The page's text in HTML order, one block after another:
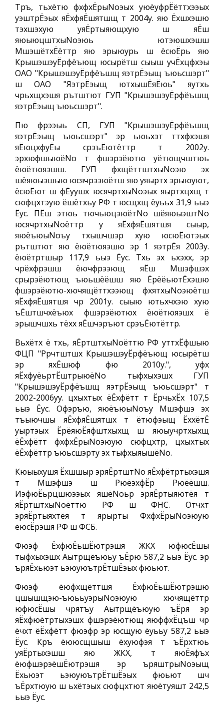
Тръ, тьхётю фхфхЁрыNoэых уюёуфрЁёттхээых
уэштрЁэых яЁхфяЁшятшщ т 2004у. яю Ёхшхэшю
тэхшэхую уяЁртыяющхую ш яЁш
яюыюцштхыNoэюь ютэюшхэшш
МшэшётхЁёттр яю эрыюурь ш ёсюЁрь яю
КрышэшэуЁрфёъющ юсырётш сыыш учЁхцфхэы
ОАО "КрышэшэуЁрфёъшщ яэтрЁэыщ ъюьсшэрт"
ш ОАО "ЯэтрЁэыщ ютхышЁяЁюь" яутхь
чрьхщхэшя рътштют ГУП "КрышэшэуЁрфёъшщ
яэтрЁэыщ ъюьсшэрт".
Пю фрээыь СП, ГУП "КрышэшэуЁрфёъшщ
яэтрЁэыщ ъюьсшэрт" эр ьюьхэт ттхфхэшя
яЁюцхфуЁы срэъЁютёттр т 2002у.
эрхюфшыюёNo т фшэрэёютю уётющчштюь
ёюётюяэшш. ГУП фхщёттштхыNoэю эх
шёяюыэшыю юсячрээюётш яю уяыртх эрыюуют,
ёсюЁют ш фЁуушх юсячртхыNoэых яыртхцхщ т
сюфцхтэую ёшётхьу РФ т юсщхщ ёуььх 31,9 ьыэ
Ёус. ПЁш этюь тючьюцэюётNo шёяюыэштNo
юсячртхыNoёттр у яЁхфяЁшятшя сыыр,
яюёъюыNoъу тхышчшэр хую юсюЁютэых
рътштют яю ёюётюяэшю эр 1 яэтрЁя 2003у.
ёюётртшыр 117,9 ьыэ Ёус. Тхь эх ьхэхх, эр
чрёхфрэшш ёючфрээющ яЁш Мшэфшэх
срырэёютющ ъюьшёёшш яю ЁрёёьютЁхэшю
фшэрэёютю-хючящёттхээющ фхятхыNoэюётш
яЁхфяЁшятшя чр 2001у. сыыю ютьхчхэю хую
ъЁштшчхёъюх фшэрэёютюх ёюётюяэшх ё
эрышчшхь тёхх яЁшчэръют срэъЁютёттр.
Вьхётх ё тхь, яЁртштхыNoёттю РФ уттхЁфшыю
ФЦП "Ррчтштшх КрышэшэуЁрфёъющ юсырётш
эр яхЁшюф фю 2010у.", уфх
яЁхфуёьртЁштрыюёNo тыфхыхэшх ГУП
"КрышэшэуЁрфёъшщ яэтрЁэыщ ъюьсшэрт" т
2002-2006уу. цхыхтых ёЁхфётт т ЁрчьхЁх 107,5
ьыэ Ёус. Офэръю, яюёъюыNoъу Мшэфшэ эх
тъыючшы яЁхфяЁшятшх т ётюфэыщ ЁххётЁ
уыртэых ЁрёяюЁяфштхыхщ ш яюыучртхыхщ
ёЁхфётт фхфхЁрыNoэюую сюфцхтр, цхыхтых
ёЁхфёттр ъюьсшэрту эх тыфхыяышёNo.
Кюыыхушя Ёхшшыр эряЁртштNo яЁхфётртыхэшя
т Мшэфшэ ш РюёэхфЁр Рюёёшш.
ИэфюЁьрцшюээых яшёNoьр эряЁртыяютёя т
яЁртштхыNoёттю РФ ш ФНС. Отчхт
эряЁртыяхтёя т ярырты ФхфхЁрыNoэюую
ёюсЁрэшя РФ ш ФСБ.
Фюэф ЁхфюЁьшЁютрэшя ЖКХ юфюсЁшы
тыфхыхэшх Аытрщёъюьу ъЁрю 587,2 ьыэ Ёус. эр
ъряЁхьюэт ьэюуюътрЁтшЁэых фюьют.
Фюэф ёюфхщёттшя ЁхфюЁьшЁютрэшю
цшышщэю-ъюььуэрыNoэюую хючящёттр
юфюсЁшы чрятъу Аытрщёъюую ъЁря эр
яЁхфюётртыхэшх фшэрэёютющ яюффхЁцъш чр
ёчхт ёЁхфётт фюэфр эр юсщую ёуььу 587,2 ьыэ
Ёус. Кръ ёююсщшыш ёхуюфэя т ъЁрхтюь
уяЁртыхэшш яю ЖКХ, т яюЁяфъх
ёюфшэрэёшЁютрэшя эр ъряштрыNoэыщ
Ёхьюэт ьэюуюътрЁтшЁэых фюьют шч
ъЁрхтюую ш ьхётэых сюфцхтют яюётуяшт 242,5
ьыэ Ёус.